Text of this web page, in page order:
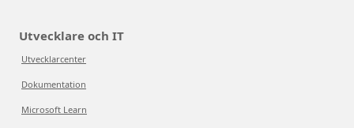
Utvecklare och IT
Utvecklarcenter
Dokumentation
Microsoft Learn